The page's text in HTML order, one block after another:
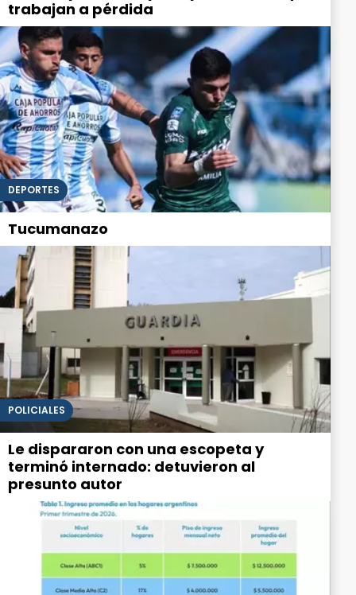
trabajan a pérdida
DEPORTES
Tucumanazo
POLICIALES
Le dispararon con una escopeta y
terminó internado: detuvieron al
presunto autor